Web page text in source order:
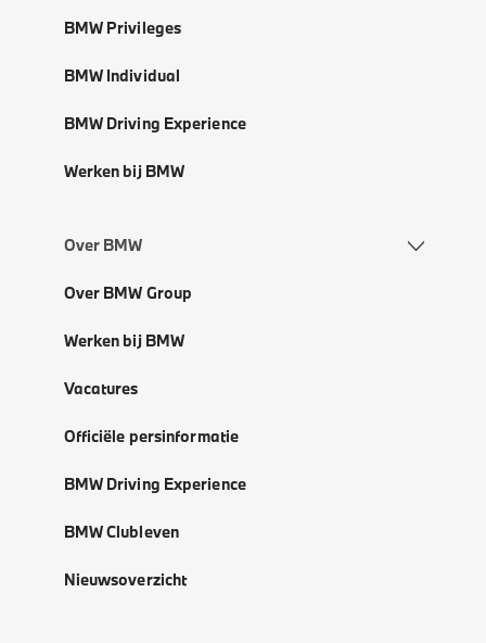
BMW Privileges
BMW Individual
BMW Driving Experience
Werken bij BMW
Over BMW
Over BMW Group
Werken bij BMW
Vacatures
Officiële persinformatie
BMW Driving Experience
BMW Clubleven
Nieuwsoverzicht